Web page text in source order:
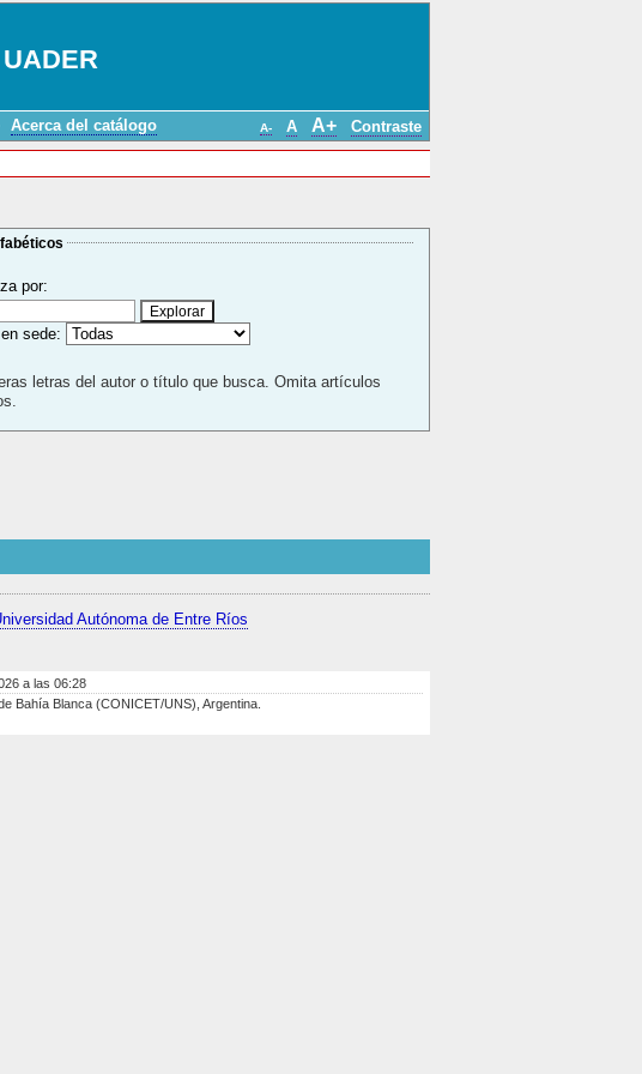
Acerca del catálogo A- A A+ Contraste
por:
sede:
letras del autor o título que busca. Omita artículos
Autónoma de Entre Ríos
a las 06:28
Bahía Blanca (CONICET/UNS), Argentina.